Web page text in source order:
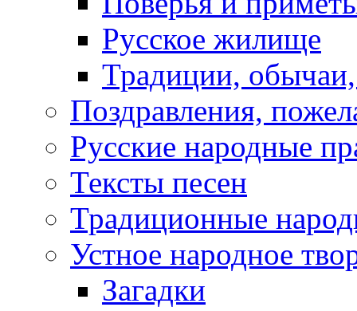
Русское жилище
Традиции,
Поздравления,
Русские народные
Тексты песен
Традиционные
Устное народное
Загадки